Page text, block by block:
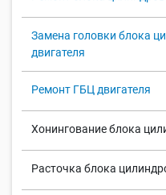
Замена головки блока
двигателя
Ремонт ГБЦ двигателя
Хонингование блока
Расточка блока